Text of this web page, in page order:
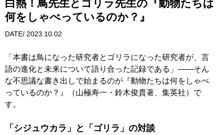
白熱！鳥先生とゴリラ先生の『動物たちは
何をしゃべっているのか？』
DATE/ 2023.10.02
「本書は鳥になった研究者とゴリラになった研究者が、言
語の進化と未来について語り合った記録である」――そん
な不思議な書き出しで始まるのが『動物たちは何をしゃべ
っているのか？』（山極寿一・鈴木俊貴著、集英社）で
す。
「シジュウカラ」と「ゴリラ」の対談